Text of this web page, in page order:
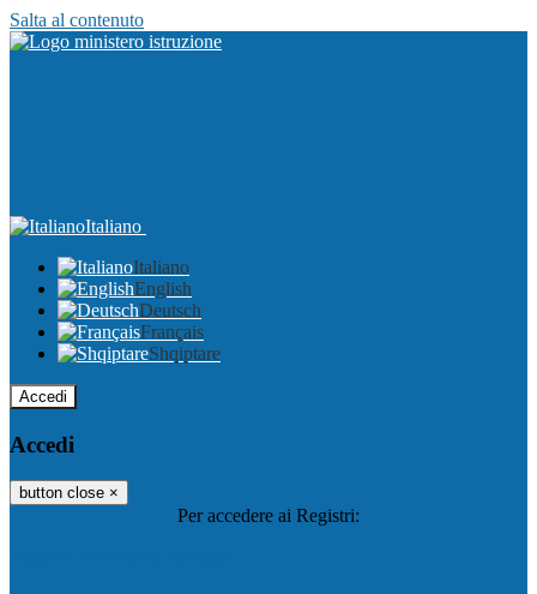
Salta al contenuto
Italiano
Italiano
English
Deutsch
Français
Shqiptare
Accedi
Accedi
button close ×
Per accedere ai Registri: